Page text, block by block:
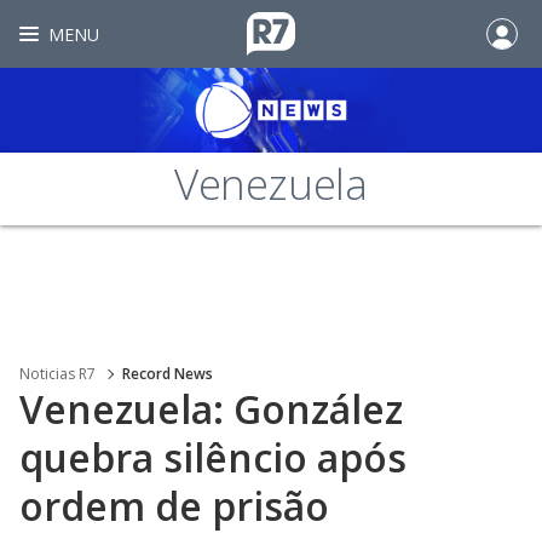
MENU
Venezuela
Noticias R7 Record News
Venezuela: González
quebra silêncio após
ordem de prisão